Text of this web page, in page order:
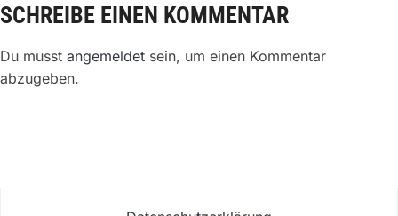
SCHREIBE EINEN KOMMENTAR
Du musst angemeldet sein, um einen Kommentar
abzugeben.